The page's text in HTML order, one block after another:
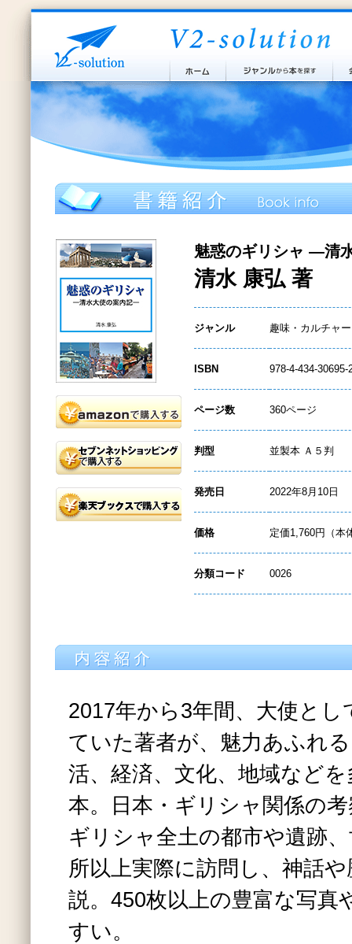
魅惑のギリシャ ―清
清水 康弘 著
ジャンル 趣味・カルチャー
ISBN 978-4-434-30695-
ページ数 360ページ
判型 並製本 Ａ５判
発売日 2022年8月10日
価格 定価1,760円（本
分類コード 0026
2017年から3年間、大使と
ていた著者が、魅力あふれ
活、経済、文化、地域など
本。日本・ギリシャ関係の
ギリシャ全土の都市や遺跡
所以上実際に訪問し、神話
説。450枚以上の豊富な写真
すい。